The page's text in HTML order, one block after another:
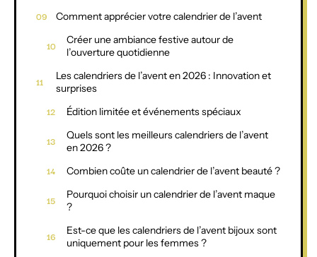
Comment apprécier votre calendrier de l’avent
Créer une ambiance festive autour de
l’ouverture quotidienne
Les calendriers de l’avent en 2026 : Innovation et
surprises
Édition limitée et événements spéciaux
Quels sont les meilleurs calendriers de l’avent
en 2026 ?
Combien coûte un calendrier de l’avent beauté ?
Pourquoi choisir un calendrier de l’avent maque
?
Est-ce que les calendriers de l’avent bijoux sont
uniquement pour les femmes ?